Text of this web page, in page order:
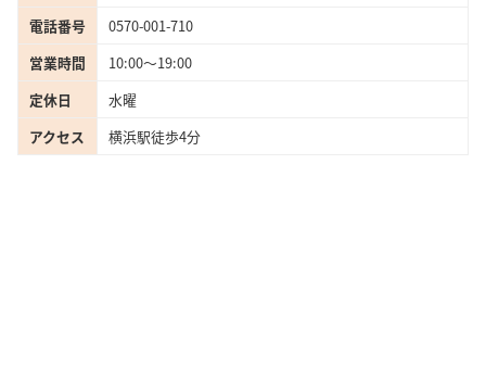
電話番号
0570-001-710
営業時間
10:00〜19:00
定休日
水曜
アクセス
横浜駅徒歩4分